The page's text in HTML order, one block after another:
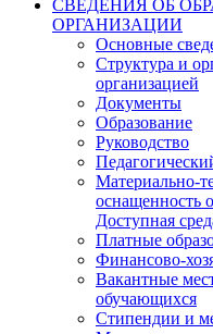
СВЕДЕНИЯ ОБ
ОРГАНИЗАЦИИ
Основные
Структура и
организацией
Документы
Образование
Руководство
Материально-
оснащенность
Доступная
Платные
Финансово-
Вакантные
обучающихся
Стипендии и